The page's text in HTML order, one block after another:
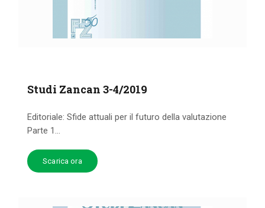
Studi Zancan 3-4/2019
Editoriale: Sfide attuali per il futuro della valutazione
Parte 1...
Scarica ora